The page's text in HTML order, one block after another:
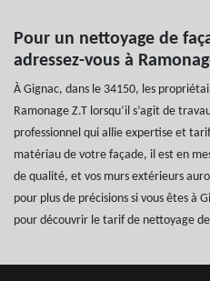
Pour un nettoyage de
adressez-vous à
À Gignac, dans le 34150, les
Ramonage Z.T lorsqu’il s’agit de
professionnel qui allie expertise et
matériau de votre façade, il est en
de qualité, et vos murs extérieurs
pour plus de précisions si vous êtes à
pour découvrir le tarif de nettoyage